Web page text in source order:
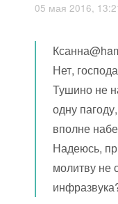
05 мая 2016,
Нет,
Тушино не
одну
вполне
Надеюсь,
молитву не